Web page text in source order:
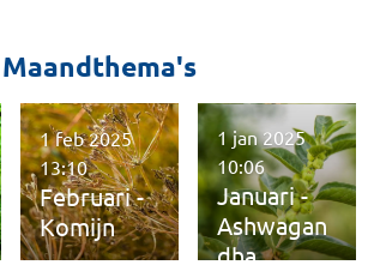
Maandthema's
Februari -
Komijn
1 feb 2025
13:10
Januari -
Ashwagan
dha
1 jan 2025
10:06